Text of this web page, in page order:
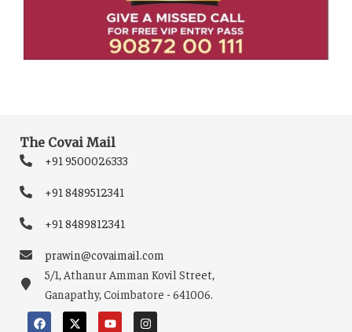
The Covai Mail
+91 9500026333
+91 8489512341
+91 8489812341
prawin@covaimail.com
5/1, Athanur Amman Kovil Street,
Ganapathy, Coimbatore - 641006.